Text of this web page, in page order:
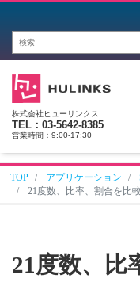
株式会社ヒューリンクス
TEL：03-5642-8385
営業時間：9:00-17:30
TOP アプリケーション
21度数、比率、割合を比較
21度数、比